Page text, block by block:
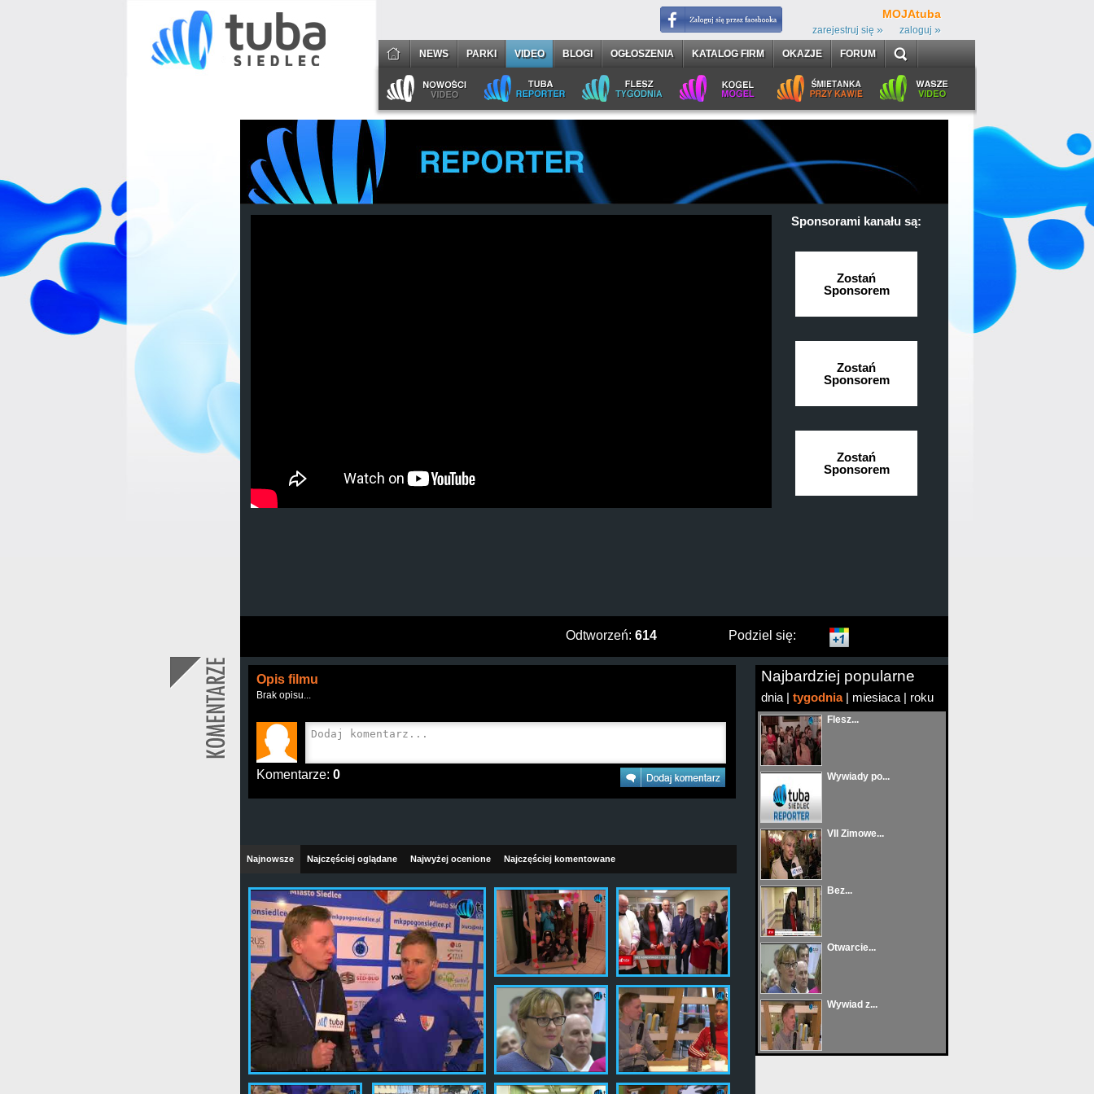
MOJAtuba
zarejestruj się » zaloguj »
NEWS PARKI VIDEO BLOGI OGŁOSZENIA KATALOG FIRM OKAZJE FORUM
Sponsorami kanału są:
Zostań
Sponsorem
Zostań
Sponsorem
Zostań
Sponsorem
Odtworzeń: 614 Podziel się:
Najbardziej popularne
dnia| tygodnia| miesiaca| roku
Flesz...
Wywiady po...
VII Zimowe...
Bez...
Otwarcie...
Wywiad z...
Opis filmu
Brak opisu...
Komentarze: 0
Najnowsze Najczęściej oglądane Najwyżej ocenione Najczęściej komentowane